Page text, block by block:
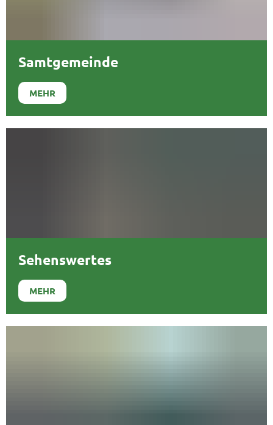
Samtgemeinde
MEHR
Sehenswertes
MEHR